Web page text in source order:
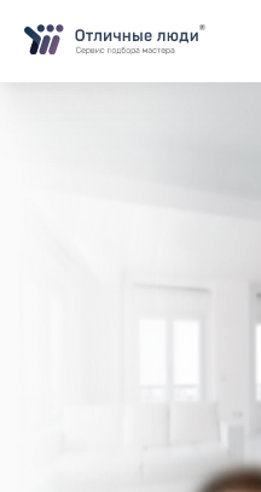
За каждый оформленный
счет